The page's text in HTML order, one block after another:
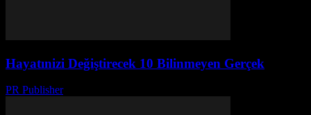
Hayatınizi Değiştirecek 10 Bilinmeyen Gerçek
PR Publisher-